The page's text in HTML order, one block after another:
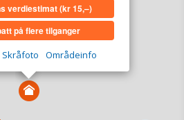
verdiestimat(kr 15,–)
på flere tilganger
Vis i kart
verdiestimat(kr 15,–)
på flere tilganger
Skråfoto Områdeinfo